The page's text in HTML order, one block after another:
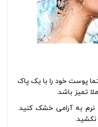
پوست خود را با یک پاک
تمیز باشد.
به آرامی خشک کنید.
نکشید.